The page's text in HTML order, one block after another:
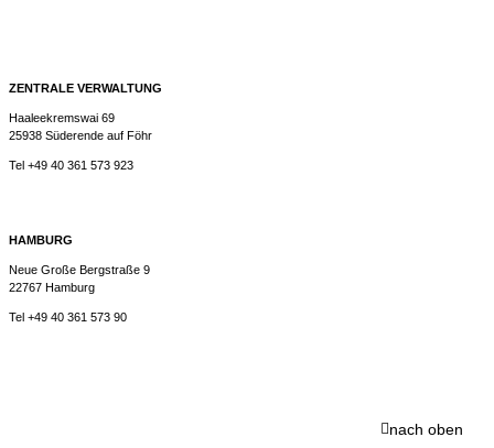
ZENTRALE VERWALTUNG
Haaleekremswai 69
25938 Süderende auf Föhr
Tel +49 40 361 573 923
HAMBURG
Neue Große Bergstraße 9
22767 Hamburg
Tel +49 40 361 573 90
nach oben